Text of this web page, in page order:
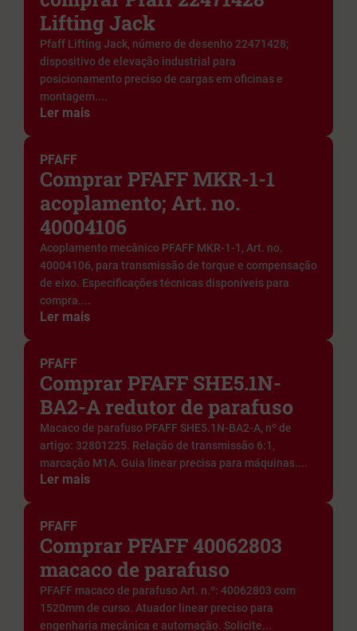
Lifting Jack
Pfaff Lifting Jack, número de desenho 22471428;
dispositivo de elevação industrial para
posicionamento preciso de cargas em oficinas e
montagem....
Ler mais
PFAFF
Comprar PFAFF MKR-1-1
acoplamento; Art. no.
40004106
Acoplamento mecânico PFAFF MKR-1-1, Art. no.
40004106, para transmissão de torque e compensação
de eixo. Especificações técnicas disponíveis para
compra....
Ler mais
PFAFF
Comprar PFAFF SHE5.1N-
BA2-A redutor de parafuso
Macaco de parafuso PFAFF SHE5.1N-BA2-A, nº de
artigo: 32801225. Relação de transmissão 6:1,
marcação M1A. Guia linear precisa para máquinas....
Ler mais
PFAFF
Comprar PFAFF 40062803
macaco de parafuso
PFAFF macaco de parafuso Art. n.º: 40062803 com
1520mm de curso. Atuador linear preciso para
engenharia mecânica e automação. Solicite...